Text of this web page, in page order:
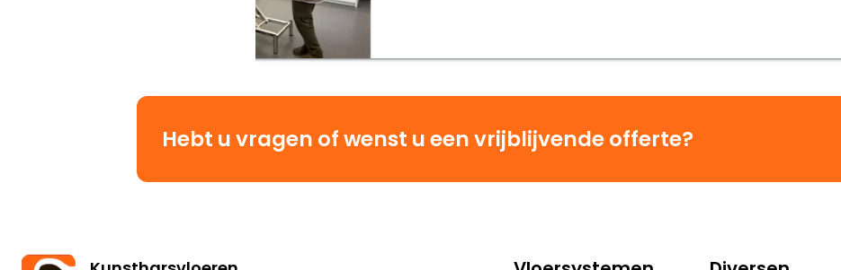
Hebt u vragen of wenst u een vrijblijvende offerte?